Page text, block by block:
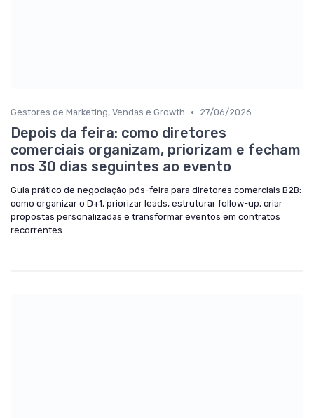
Gestores de Marketing, Vendas e Growth • 27/06/2026
Depois da feira: como diretores
comerciais organizam, priorizam e fecham
nos 30 dias seguintes ao evento
Guia prático de negociação pós-feira para diretores comerciais B2B:
como organizar o D+1, priorizar leads, estruturar follow-up, criar
propostas personalizadas e transformar eventos em contratos
recorrentes.